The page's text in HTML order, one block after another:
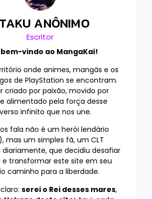
ANÔNIMO
Escritor
bem-vindo ao MangaKai!
onde animes, mangás e os
de PlayStation se encontram.
criado por paixão, movido por
alimentado pela força desse
infinito que nos une.
fala não é um herói lendário
mas um simples fã, um CLT
que decidiu desafiar
e transformar este site em seu
caminho para a liberdade.
serei o Rei desses mares,